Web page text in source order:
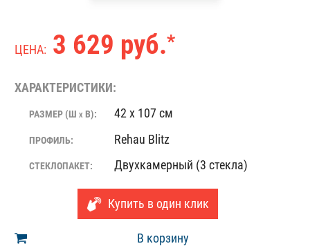
ЦЕНА: 3 629 руб.*
ХАРАКТЕРИСТИКИ:
РАЗМЕР (Ш X В): 42 x 107 см
ПРОФИЛЬ: Rehau Blitz
СТЕКЛОПАКЕТ: Двухкамерный (3 стекла)
Купить в один клик
В корзину